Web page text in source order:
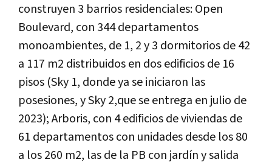
construyen 3 barrios residenciales: Open
Boulevard, con 344 departamentos
monoambientes, de 1, 2 y 3 dormitorios de 42
a 117 m2 distribuidos en dos edificios de 16
pisos (Sky 1, donde ya se iniciaron las
posesiones, y Sky 2,que se entrega en julio de
2023); Arboris, con 4 edificios de viviendas de
61 departamentos con unidades desde los 80
a los 260 m2, las de la PB con jardín y salida